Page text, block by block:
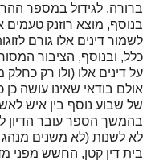
ברורה, לגידול במספר
בנוסף, מוצא רוזנק
לשמור דינים אלו גורם
כלל, ובנוסף, הציבור
על דינים אלו (ולו רק
אולם בודאי שאינו עושה
של שבוע נוסף בין איש
בהמשך הספר עובר הדיון
לא לשנות (לא משנים מנהג
בית דין קטן, החשש מפני